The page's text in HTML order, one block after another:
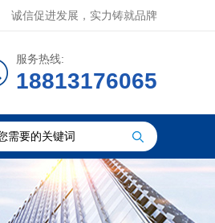
诚信促进发展，实力铸就品牌
服务热线:
18813176065